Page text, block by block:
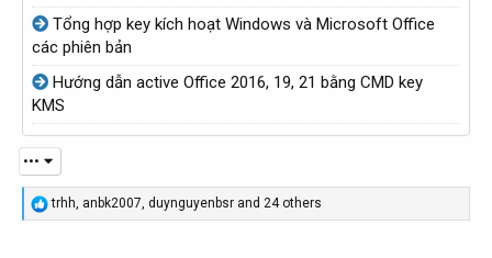
Tổng hợp key kích hoạt Windows và Microsoft Office
các phiên bản
Hướng dẫn active Office 2016, 19, 21 bằng CMD key
KMS
•••
R
e
trhh, anbk2007, duynguyenbsr and 24 others